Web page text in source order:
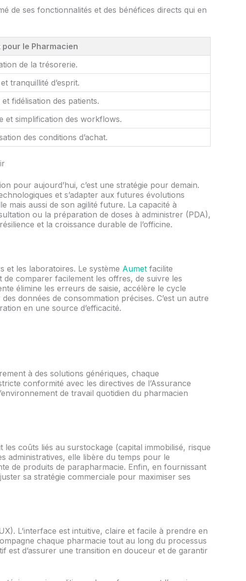
de ses fonctionnalités et des bénéfices directs qui en
le Pharmacien
de la trésorerie.
tranquillité d’esprit.
fidélisation des patients.
et simplification des workflows.
des conditions d’achat.
pour aujourd’hui, c’est une stratégie pour demain.
et s’adapter aux futures évolutions
mais aussi de son agilité future. La capacité à
ou la préparation de doses à administrer (PDA),
et la croissance durable de l’officine.
et les laboratoires. Le système Aumet facilite
comparer facilement les offres, de suivre les
élimine les erreurs de saisie, accélère le cycle
données de consommation précises. C’est un autre
en une source d’efficacité.
à des solutions génériques, chaque
conformité avec les directives de l’Assurance
de travail quotidien du pharmacien
coûts liés au surstockage (capital immobilisé, risque
administratives, elle libère du temps pour le
de produits de parapharmacie. Enfin, en fournissant
sa stratégie commerciale pour maximiser ses
L’interface est intuitive, claire et facile à prendre en
chaque pharmacie tout au long du processus
est d’assurer une transition en douceur et de garantir